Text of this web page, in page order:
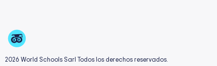
2026 World Schools Sarl Todos los derechos reservados.